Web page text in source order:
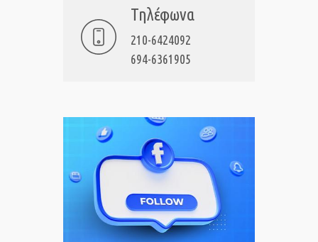
Τηλέφωνα
210-6424092
694-6361905